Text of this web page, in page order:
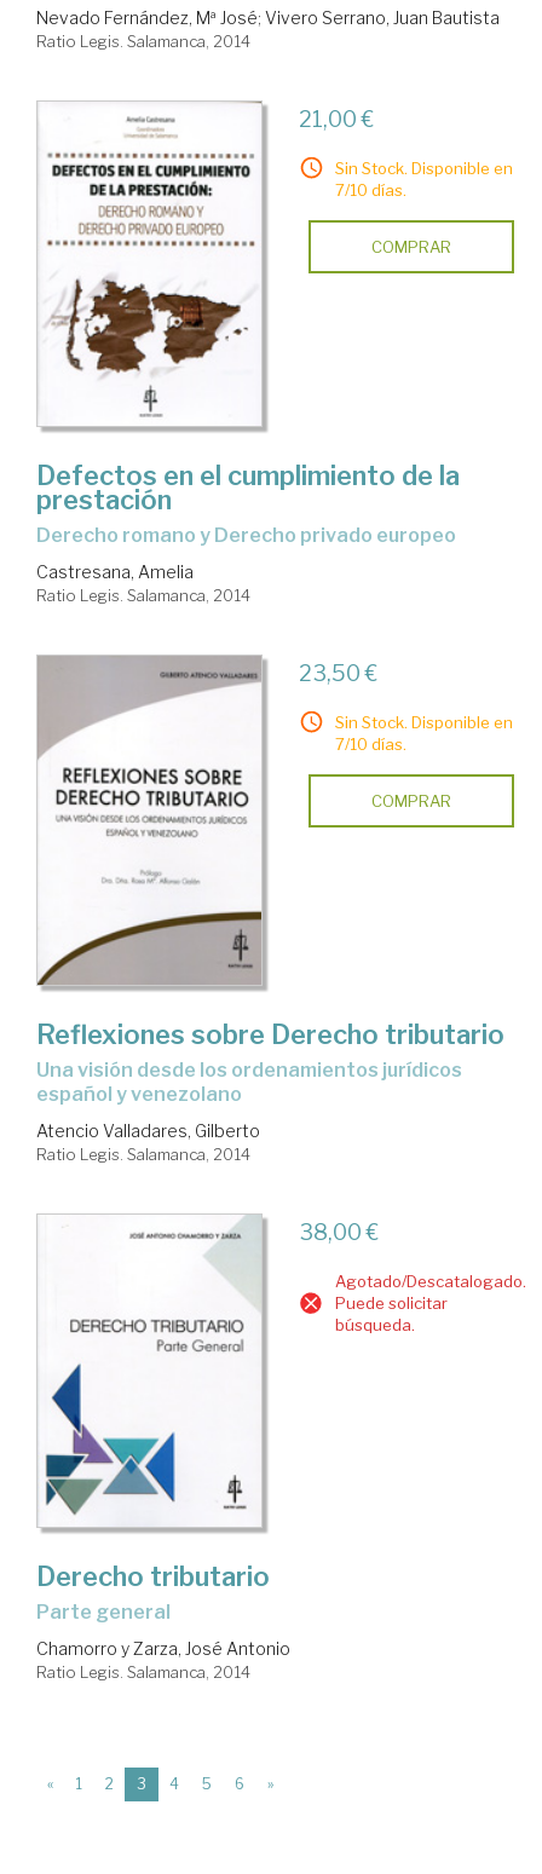
Nevado Fernández, Mª José; Vivero Serrano, Juan Bautista
Ratio Legis. Salamanca, 2014
21,00 €
Sin Stock. Disponible en
7/10 días.
COMPRAR
Defectos en el cumplimiento de la
prestación
Derecho romano y Derecho privado europeo
Castresana, Amelia
Ratio Legis. Salamanca, 2014
23,50 €
Sin Stock. Disponible en
7/10 días.
COMPRAR
Reflexiones sobre Derecho tributario
una visión desde los ordenamientos jurídicos
español y venezolano
Atencio Valladares, Gilberto
Ratio Legis. Salamanca, 2014
38,00 €
Agotado/Descatalogado.
Puede solicitar
búsqueda.
Derecho tributario
parte general
Chamorro y Zarza, José Antonio
Ratio Legis. Salamanca, 2014
« 1 2 3 (current)
4 5 6 »